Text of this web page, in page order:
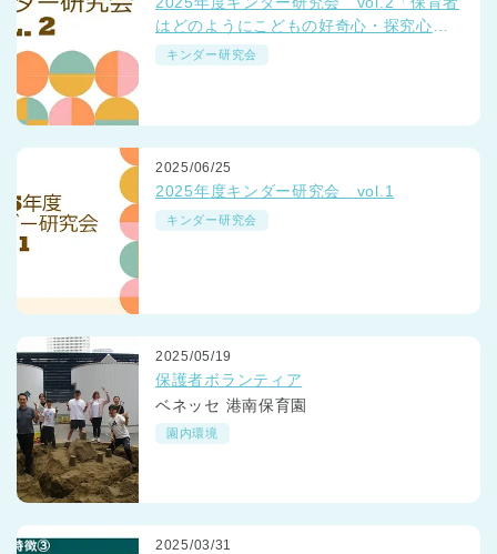
神奈川県 神奈川県 全域
はどのようにこどもの好奇心・探究心を
育てようとしているか」
キンダー研究会
2025/06/25
2025年度キンダー研究会 vol.1
キンダー研究会
2025/05/19
保護者ボランティア
ベネッセ 港南保育園
園内環境
2025/03/31